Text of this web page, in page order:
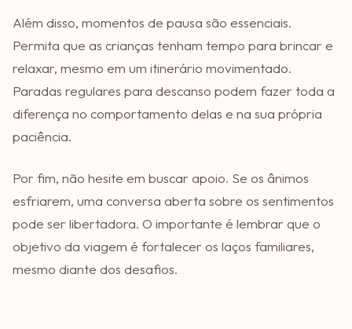
Além disso, momentos de pausa são essenciais.
Permita que as crianças tenham tempo para brincar e
relaxar, mesmo em um itinerário movimentado.
Paradas regulares para descanso podem fazer toda a
diferença no comportamento delas e na sua própria
paciência.
Por fim, não hesite em buscar apoio. Se os ânimos
esfriarem, uma conversa aberta sobre os sentimentos
pode ser libertadora. O importante é lembrar que o
objetivo da viagem é fortalecer os laços familiares,
mesmo diante dos desafios.